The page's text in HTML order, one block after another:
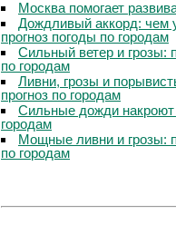
Москва помогает
Дождливый аккорд: чем
прогноз погоды по городам
Сильный ветер и грозы:
по городам
Ливни, грозы и
прогноз по городам
Сильные дожди
городам
Мощные ливни и грозы:
по городам